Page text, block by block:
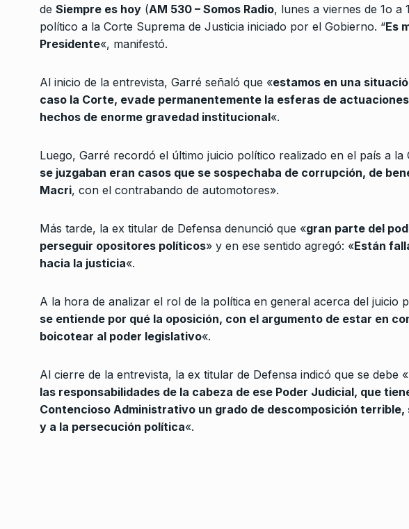
de Siempre es hoy (AM 530 – Somos Radio, lunes a viernes de 1o a
político a la Corte Suprema de Justicia iniciado por el Gobierno. “Es
Presidente«, manifestó.
Al inicio de la entrevista, Garré señaló que «estamos en una
caso la Corte, evade permanentemente la esferas de
hechos de enorme gravedad institucional«.
Luego, Garré recordó el último juicio político realizado en el país a la
se juzgaban eran casos que se sospechaba de corrupción, de
Macri, con el contrabando de automotores».
Más tarde, la ex titular de Defensa denunció que «gran parte del
perseguir opositores políticos» y en ese sentido agregó: «Están
hacia la justicia«.
A la hora de analizar el rol de la política en general acerca del juicio
se entiende por qué la oposición, con el argumento de estar en
boicotear al poder legislativo«.
Al cierre de la entrevista, la ex titular de Defensa indicó que se debe «
las responsabilidades de la cabeza de ese Poder Judicial, que
Contencioso Administrativo un grado de descomposición
y a la persecución política«.
SIEMPRE ES HOY
27 De Noviembre De
2024
2
neoliberalismo más
desarrollados del…
ALERTA! 23 De Marzo De 2023
3
Víctor Hugo Morales: «Messi
ahora es el mejor artista del…
LA GARCÍA 8 De Julio De 2026
4
Lía Méndez: “La no violencia es
la fuerza transformadora”
5
Columna de internacionales de
Federico Montero
6
Malanca: «Las nuevas
generaciones tendrán las
puertas más abiertas, a…